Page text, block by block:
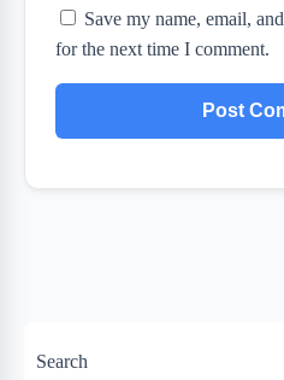
Save my name, email,
for the next time I comment.
Search